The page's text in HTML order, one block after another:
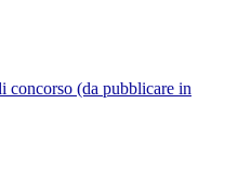
concorso (da pubblicare in